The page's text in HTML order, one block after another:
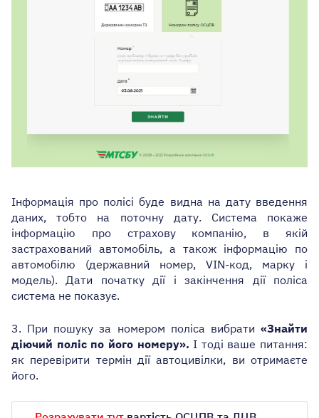
Інформація про полісі буде видна на дату введення
даних, тобто на поточну дату. Система покаже
інформацію про страхову компанію, в якій
застрахований автомобіль, а також інформацію по
автомобілю (державний номер, VIN-код, марку і
модель).
Дати початку дії і закінчення дії поліса
система не показує.
3. При пошуку за номером поліса вибрати «Знайти
діючий поліс по його номеру». І тоді ваше питання:
як перевірити термін дії автоцивілки, ви отримаєте
його.